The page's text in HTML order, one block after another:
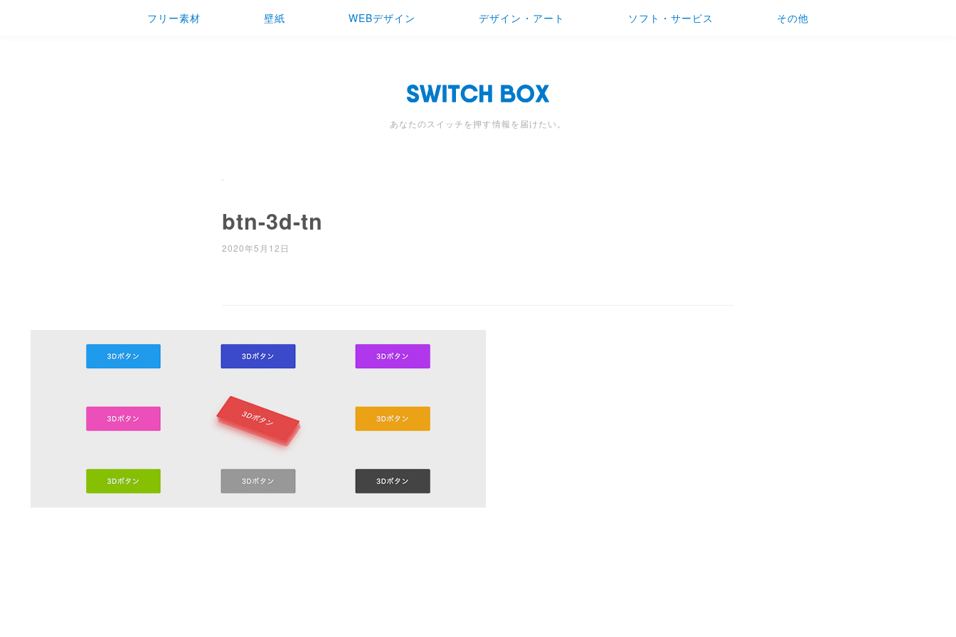
フリー素材 壁紙 WEBデザイン デザイン・アート ソフト・サービス その他
あなたのスイッチを押す情報を届けたい。
btn-3d-tn
2020年5月12日